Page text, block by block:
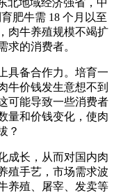
肥牛需 18 个月以至
肉牛养殖规模不竭扩
求的消费者。
备合作力。培育一
牛价钱发生意想不到
可能导致一些消费者
量和价钱变化，使肉
？
长，从而对国内肉
殖手艺，市场需求波
养殖、屠宰、发卖等